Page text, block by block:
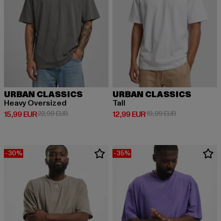
URBAN CLASSICS
Heavy Oversized
15,99 EUR
Derzeitiger Preis: 15,99 EUR
22,99 EURAktionspreis: 22,99 EUR
URBAN CLASSICS
Tall
12,99 EUR
Derzeitiger Preis: 12,99 EUR
19,99 EURAktionspreis:
-30% -35%